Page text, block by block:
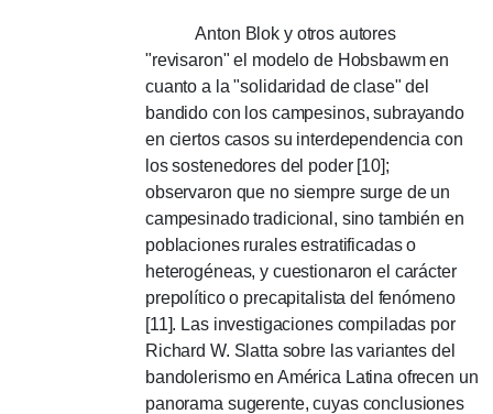
Anton Blok y otros autores
"revisaron" el modelo de Hobsbawm en
cuanto a la "solidaridad de clase" del
bandido con los campesinos, subrayando
en ciertos casos su interdependencia con
los sostenedores del poder [10];
observaron que no siempre surge de un
campesinado tradicional, sino también en
poblaciones rurales estratificadas o
heterogéneas, y cuestionaron el carácter
prepolítico o precapitalista del fenómeno
[11]. Las investigaciones compiladas por
Richard W. Slatta sobre las variantes del
bandolerismo en América Latina ofrecen un
panorama sugerente, cuyas conclusiones